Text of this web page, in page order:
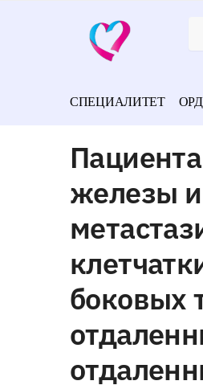
СПЕЦИАЛИТЕТ
железы
боковых